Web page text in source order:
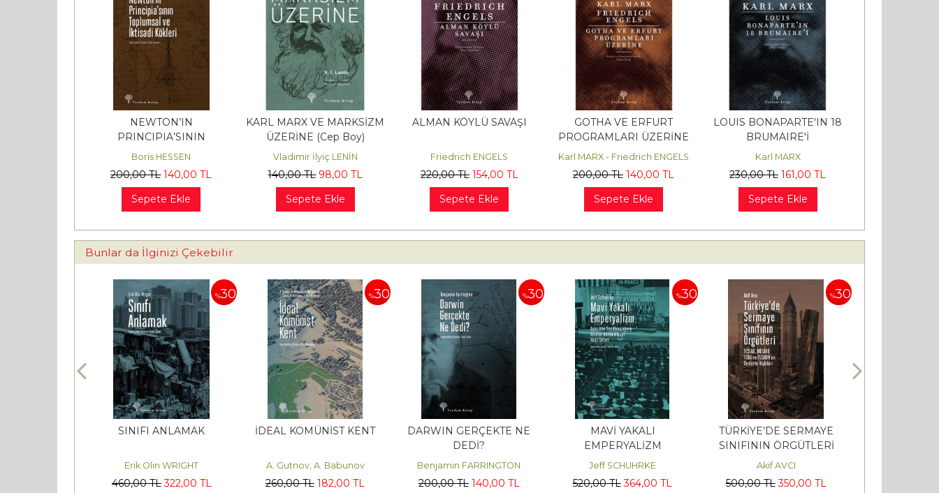
NEWTON’IN
PRINCIPIA’SININ
TOPLUMSAL VE İKTİSADİ
Boris HESSEN
200,00TL 140,00 TL
Sepete Ekle
KARL MARX VE MARKSİZM
ÜZERİNE (Cep Boy)
Vladimir İlyiç LENİN
140,00TL 98,00 TL
Sepete Ekle
ALMAN KÖYLÜ SAVAŞI
Friedrich ENGELS
220,00TL 154,00 TL
Sepete Ekle
GOTHA VE ERFURT
PROGRAMLARI ÜZERİNE
Karl MARX - Friedrich ENGELS
200,00TL 140,00 TL
Sepete Ekle
LOUIS BONAPARTE'IN 18
BRUMAIRE'İ
Karl MARX
230,00TL 161,00 TL
Sepete Ekle
Bunlar da İlginizi Çekebilir
%30
SINIFI ANLAMAK
Erik Olin WRIGHT
460,00TL 322,00 TL
%30
İDEAL KOMÜNİST KENT
A. Gutnov, A. Babunov
260,00TL 182,00 TL
%30
DARWIN GERÇEKTE NE
DEDİ?
Benjamin FARRINGTON
200,00TL 140,00 TL
%30
MAVİ YAKALI
EMPERYALİZM
Jeff SCHUHRKE
520,00TL 364,00 TL
%30
TÜRKİYE’DE SERMAYE
SINIFININ ÖRGÜTLERİ
Akif AVCI
500,00TL 350,00 TL